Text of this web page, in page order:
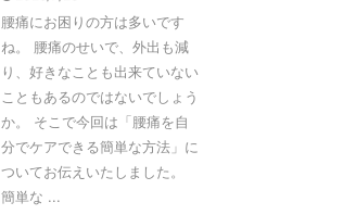
腰痛にお困りの方は多いです
ね。 腰痛のせいで、外出も減
り、好きなことも出来ていない
こともあるのではないでしょう
か。 そこで今回は「腰痛を自
分でケアできる簡単な方法」に
ついてお伝えいたしました。
簡単な ...